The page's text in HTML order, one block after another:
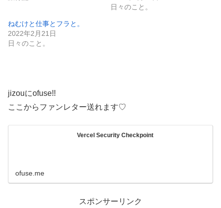
日々のこと。
ねむけと仕事とフラと。
2022年2月21日
日々のこと。
jizouにofuse!!
ここからファンレター送れます♡
Vercel Security Checkpoint
ofuse.me
スポンサーリンク